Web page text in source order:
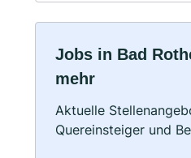
Jobs in Bad
mehr
Aktuelle
Quereinsteiger und